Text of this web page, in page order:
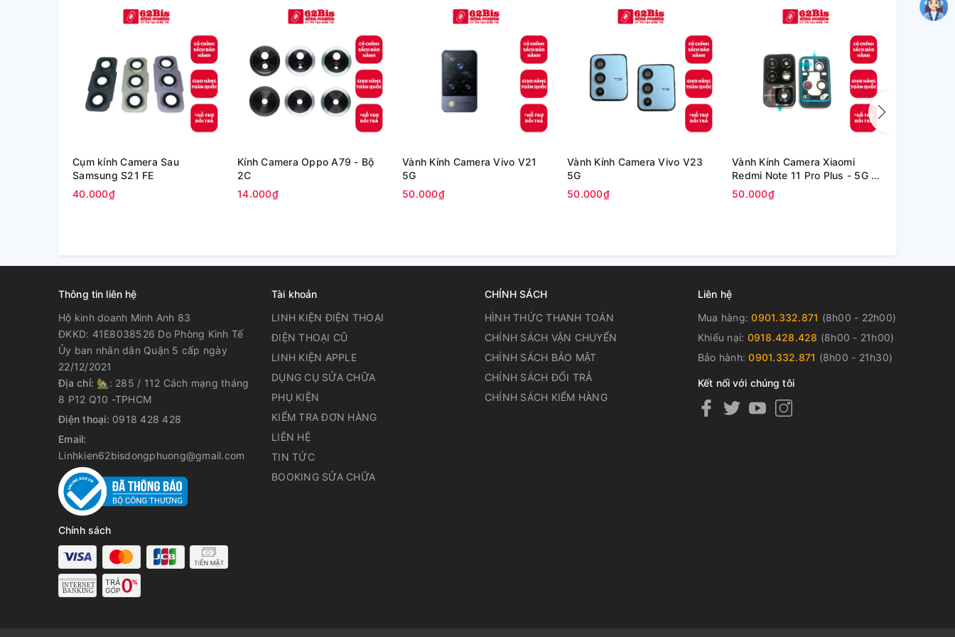
Cụm kính Camera Sau
Samsung S21 FE
40.000₫
Kính Camera Oppo A79 - Bộ
2C
14.000₫
Vành Kính Camera Vivo V21
5G
50.000₫
Vành Kính Camera Vivo V23
5G
50.000₫
Vành Kính Camera Xiaomi
Redmi Note 11 Pro Plus - 5G /
Redmi Note 11 Pro+ 5G
50.000₫
Thông tin liên hệ
Hộ kinh doanh Minh Anh 83
ĐKKD: 41E8038526 Do Phòng Kinh Tế
Ủy ban nhân dân Quận 5 cấp ngày
22/12/2021
Địa chỉ: 🏡: 285 / 112 Cách mạng tháng
8 P12 Q10 -TPHCM
Điện thoại: 0918 428 428
Email:
Linhkien62bisdongphuong@gmail.com
Chính sách
Tài khoản
LINH KIỆN ĐIỆN THOẠI
ĐIỆN THOẠI CŨ
LINH KIỆN APPLE
DỤNG CỤ SỬA CHỮA
PHỤ KIỆN
KIỂM TRA ĐƠN HÀNG
LIÊN HỆ
TIN TỨC
BOOKING SỬA CHỮA
CHÍNH SÁCH
HÌNH THỨC THANH TOÁN
CHÍNH SÁCH VẬN CHUYỂN
CHÍNH SÁCH BẢO MẬT
CHÍNH SÁCH ĐỔI TRẢ
CHÍNH SÁCH KIỂM HÀNG
Liên hệ
Mua hàng:0901.332.871 (8h00 - 22h00)
Khiếu nại: 0918.428.428 (8h00 - 21h00)
Bảo hành:0901.332.871 (8h00 - 21h30)
Kết nối với chúng tôi